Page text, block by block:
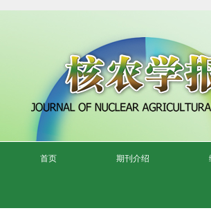
首页 期刊介绍